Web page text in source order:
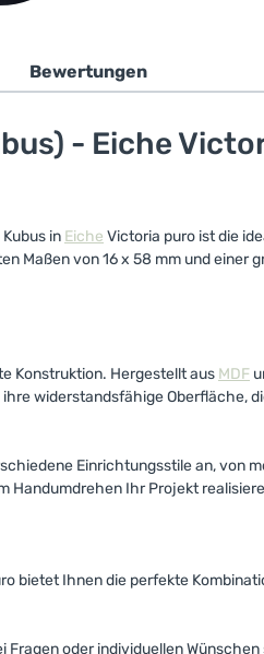
Bewertungen
- Eiche
in Eiche Victoria puro ist die
Maßen von 16 x 58 mm und einer
Konstruktion. Hergestellt aus MDF
widerstandsfähige Oberfläche,
Einrichtungsstile an, von
Handumdrehen Ihr Projekt
bietet Ihnen die perfekte
oder individuellen